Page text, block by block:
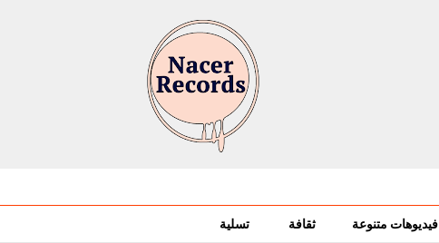
فيديوهات متنوعة ثقافة تسلية